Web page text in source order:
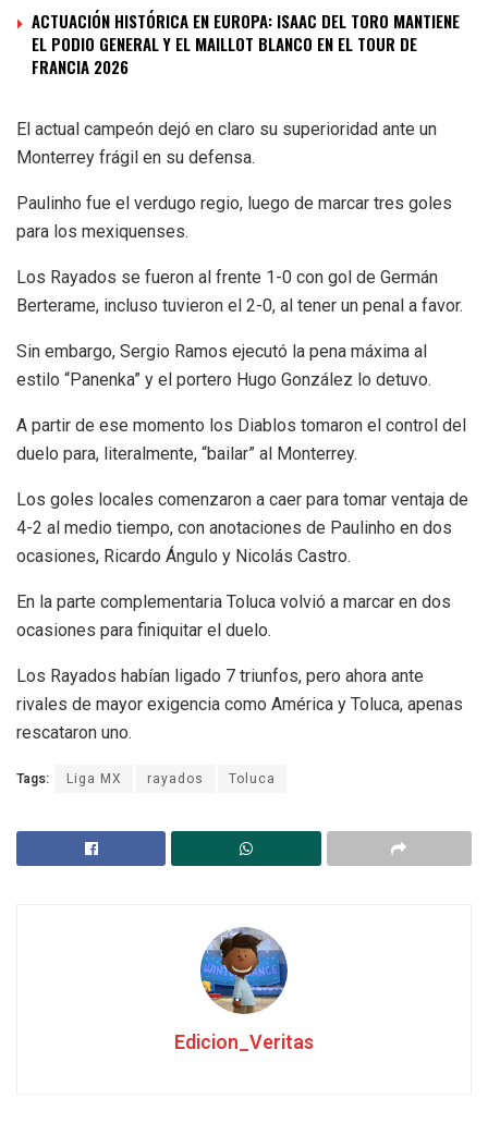
ACTUACIÓN HISTÓRICA EN EUROPA: ISAAC DEL TORO MANTIENE
EL PODIO GENERAL Y EL MAILLOT BLANCO EN EL TOUR DE
FRANCIA 2026
El actual campeón dejó en claro su superioridad ante un
Monterrey frágil en su defensa.
Paulinho fue el verdugo regio, luego de marcar tres goles
para los mexiquenses.
Los Rayados se fueron al frente 1-0 con gol de Germán
Berterame, incluso tuvieron el 2-0, al tener un penal a favor.
Sin embargo, Sergio Ramos ejecutó la pena máxima al
estilo “Panenka” y el portero Hugo González lo detuvo.
A partir de ese momento los Diablos tomaron el control del
duelo para, literalmente, “bailar” al Monterrey.
Los goles locales comenzaron a caer para tomar ventaja de
4-2 al medio tiempo, con anotaciones de Paulinho en dos
ocasiones, Ricardo Ángulo y Nicolás Castro.
En la parte complementaria Toluca volvió a marcar en dos
ocasiones para finiquitar el duelo.
Los Rayados habían ligado 7 triunfos, pero ahora ante
rivales de mayor exigencia como América y Toluca, apenas
rescataron uno.
Tags: Liga MX rayados Toluca
Edicion_Veritas